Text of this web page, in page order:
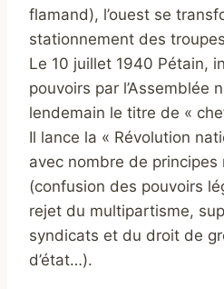
flamand), l’ouest se
stationnement des
Le 10 juillet 1940 Pétain,
pouvoirs par l’Assemblée
lendemain le titre de «
Il lance la « Révolution
avec nombre de principes
(confusion des pouvoirs
rejet du multipartisme,
syndicats et du droit de
d’état…).